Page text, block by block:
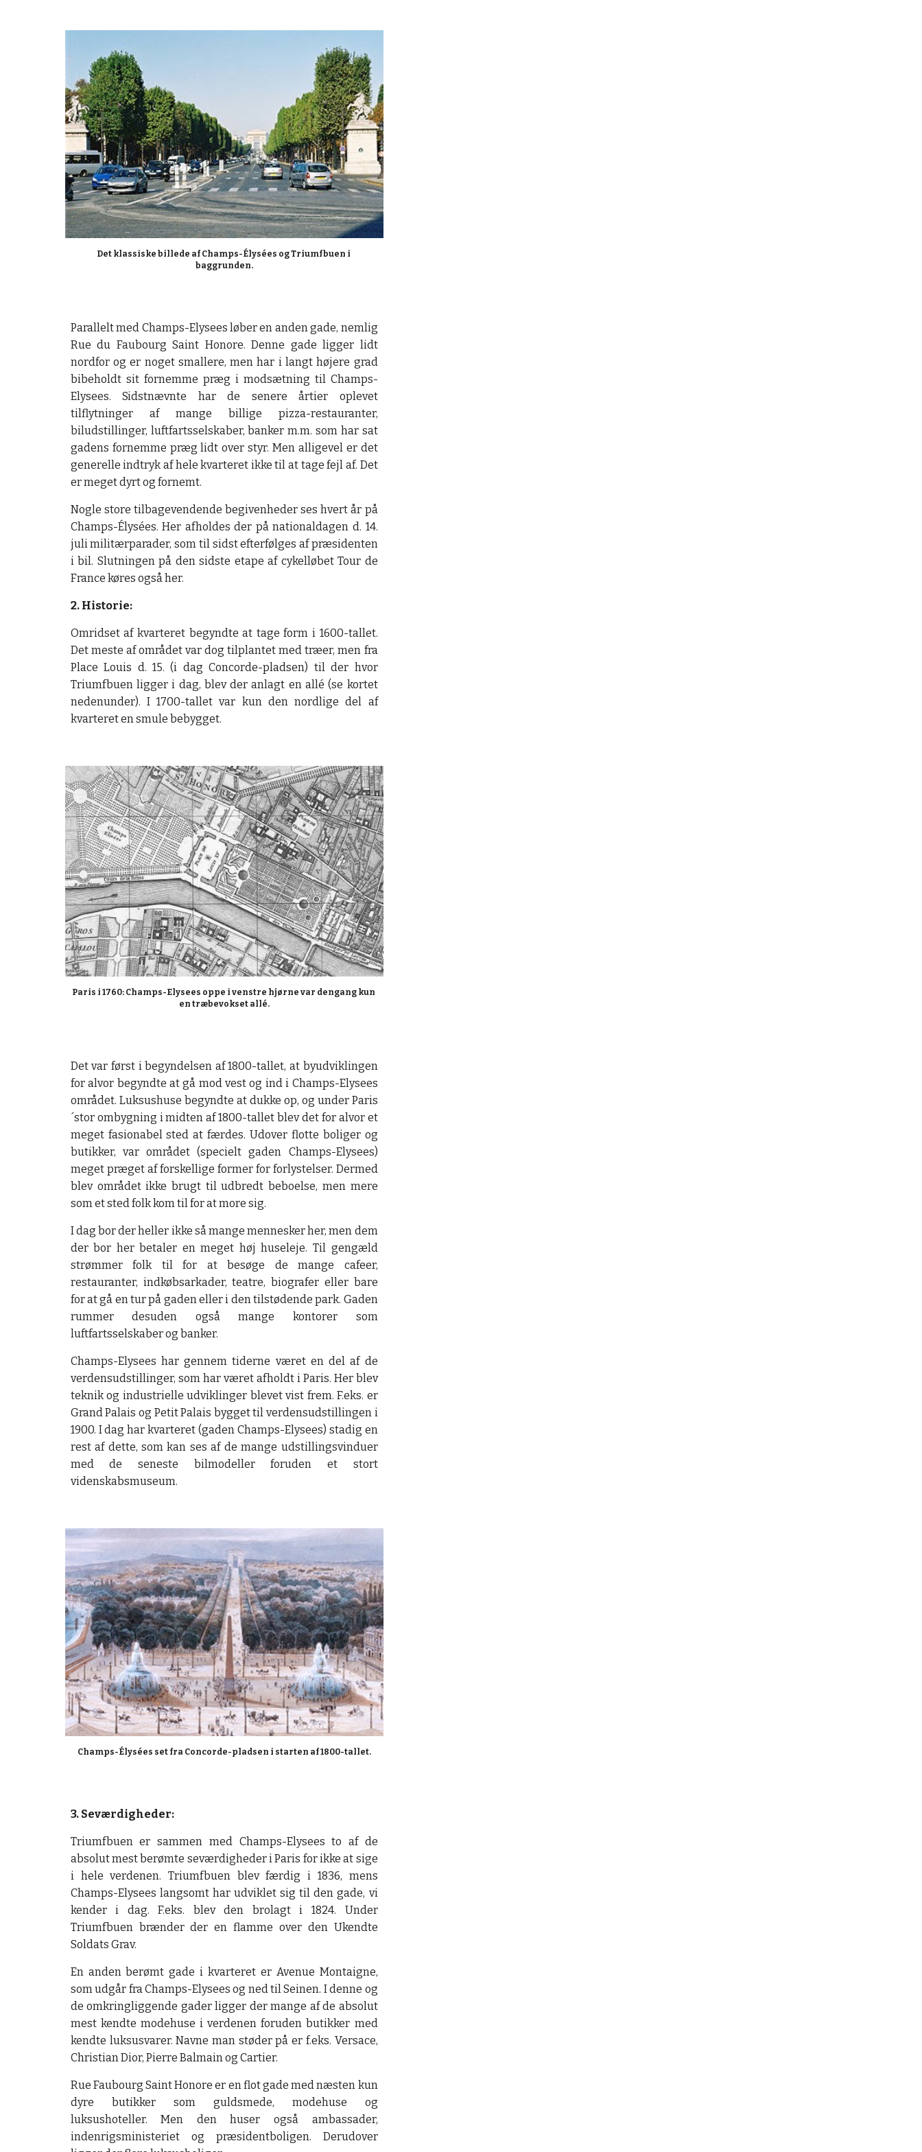
Det klassiske billede af Champs-Élysées og Triumfbuen i
baggrunden.
Parallelt med Champs-Elysees løber en anden gade, nemlig
Rue du Faubourg Saint Honore. Denne gade ligger lidt
nordfor og er noget smallere, men har i langt højere grad
bibeholdt sit fornemme præg i modsætning til Champs-
Elysees. Sidstnævnte har de senere årtier oplevet
tilflytninger af mange billige pizza-restauranter,
biludstillinger, luftfartsselskaber, banker m.m. som har sat
gadens fornemme præg lidt over styr. Men alligevel er det
generelle indtryk af hele kvarteret ikke til at tage fejl af. Det
er meget dyrt og fornemt.
Nogle store tilbagevendende begivenheder ses hvert år på
Champs-Élysées. Her afholdes der på nationaldagen d. 14.
juli militærparader, som til sidst efterfølges af præsidenten
i bil. Slutningen på den sidste etape af cykelløbet Tour de
France køres også her.
2. Historie:
Omridset af kvarteret begyndte at tage form i 1600-tallet.
Det meste af området var dog tilplantet med træer, men fra
Place Louis d. 15. (i dag Concorde-pladsen) til der hvor
Triumfbuen ligger i dag, blev der anlagt en allé (se kortet
nedenunder). I 1700-tallet var kun den nordlige del af
kvarteret en smule bebygget.
Paris i 1760: Champs-Elysees oppe i venstre hjørne var dengang kun
en træbevokset allé.
Det var først i begyndelsen af 1800-tallet, at byudviklingen
for alvor begyndte at gå mod vest og ind i Champs-Elysees
området. Luksushuse begyndte at dukke op, og under Paris
´stor ombygning i midten af 1800-tallet blev det for alvor et
meget fasionabel sted at færdes. Udover flotte boliger og
butikker, var området (specielt gaden Champs-Elysees)
meget præget af forskellige former for forlystelser. Dermed
blev området ikke brugt til udbredt beboelse, men mere
som et sted folk kom til for at more sig.
I dag bor der heller ikke så mange mennesker her, men dem
der bor her betaler en meget høj huseleje. Til gengæld
strømmer folk til for at besøge de mange cafeer,
restauranter, indkøbsarkader, teatre, biografer eller bare
for at gå en tur på gaden eller i den tilstødende park. Gaden
rummer desuden også mange kontorer som
luftfartsselskaber og banker.
Champs-Elysees har gennem tiderne været en del af de
verdensudstillinger, som har været afholdt i Paris. Her blev
teknik og industrielle udviklinger blevet vist frem. F.eks. er
Grand Palais og Petit Palais bygget til verdensudstillingen i
1900. I dag har kvarteret (gaden Champs-Elysees) stadig en
rest af dette, som kan ses af de mange udstillingsvinduer
med de seneste bilmodeller foruden et stort
videnskabsmuseum.
Champs-Élysées set fra Concorde-pladsen i starten af 1800-tallet.
3. Seværdigheder:
Triumfbuen er sammen med Champs-Elysees to af de
absolut mest berømte seværdigheder i Paris for ikke at sige
i hele verdenen. Triumfbuen blev færdig i 1836, mens
Champs-Elysees langsomt har udviklet sig til den gade, vi
kender i dag. F.eks. blev den brolagt i 1824. Under
Triumfbuen brænder der en flamme over den Ukendte
Soldats Grav.
En anden berømt gade i kvarteret er Avenue Montaigne,
som udgår fra Champs-Elysees og ned til Seinen. I denne og
de omkringliggende gader ligger der mange af de absolut
mest kendte modehuse i verdenen foruden butikker med
kendte luksusvarer. Navne man støder på er f.eks. Versace,
Christian Dior, Pierre Balmain og Cartier.
Rue Faubourg Saint Honore er en flot gade med næsten kun
dyre butikker som guldsmede, modehuse og
luksushoteller. Men den huser også ambassader,
indenrigsministeriet og præsidentboligen. Derudover